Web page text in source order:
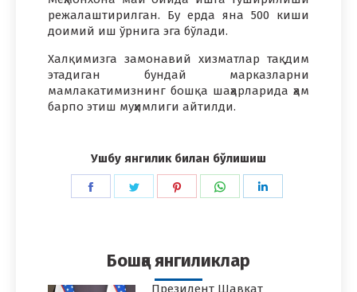
режалаштирилган. Бу ерда яна 500 киши
доимий иш ўрнига эга бўлади.
Халқимизга замонавий хизматлар тақдим
этадиган бундай марказларни
мамлакатимизнинг бошқа шаҳарларида ҳам
барпо этиш муҳимлиги айтилди.
Ушбу янгилик билан бўлишиш
Share
Share
Share
Share
Бошқа янгиликлар
Президент Шавкат